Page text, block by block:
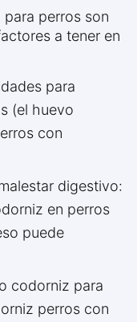
perros son
a tener en
para
(el huevo
con
digestivo:
en perros
puede
codorniz para
perros con